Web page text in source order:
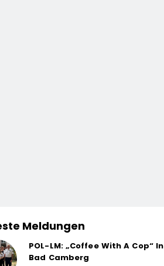
Meldungen
POL-LM: „Coffee With A Cop“ In
Bad Camberg